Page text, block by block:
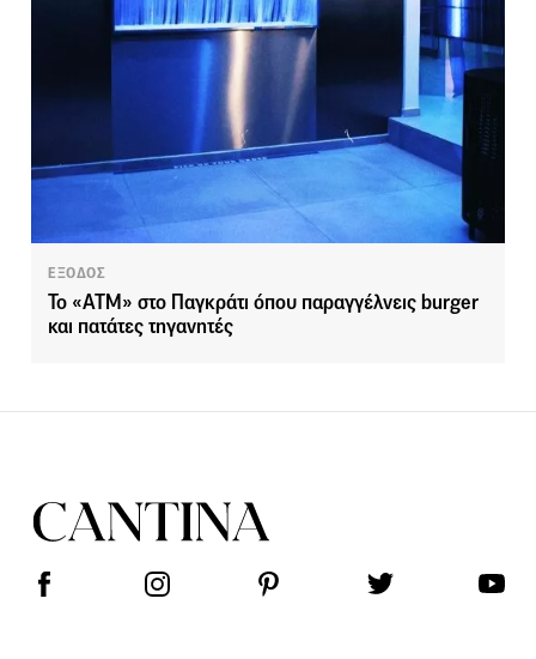
ΕΞΟΔΟΣ
To «ATM» στo Παγκράτι όπου παραγγέλνεις burger
και πατάτες τηγανητές